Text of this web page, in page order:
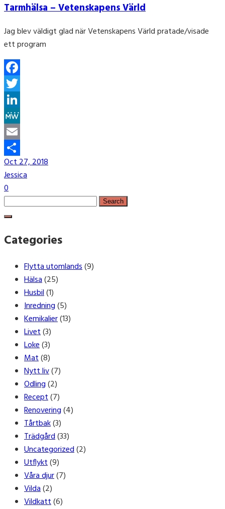
Tarmhälsa – Vetenskapens Värld
Jag blev väldigt glad när Vetenskapens Värld pratade/visade
ett program
Facebook
Twitter
LinkedIn
MeWe
Email
Share
Oct 27, 2018
Jessica
0
Search
for:
Categories
Flytta utomlands(9)
Hälsa(25)
Husbil(1)
Inredning(5)
Kemikalier(13)
Livet(3)
Loke(3)
Mat(8)
Nytt liv(7)
Odling(2)
Recept(7)
Renovering(4)
Tårtbak(3)
Trädgård(33)
Uncategorized(2)
Utflykt(9)
Våra djur(7)
Vilda(2)
Vildkatt(6)